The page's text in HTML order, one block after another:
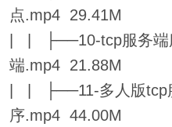
点.mp4 29.41M
| | ├──10-tcp服务端
端.mp4 21.88M
| | ├──11-多人版tcp
序.mp4 44.00M